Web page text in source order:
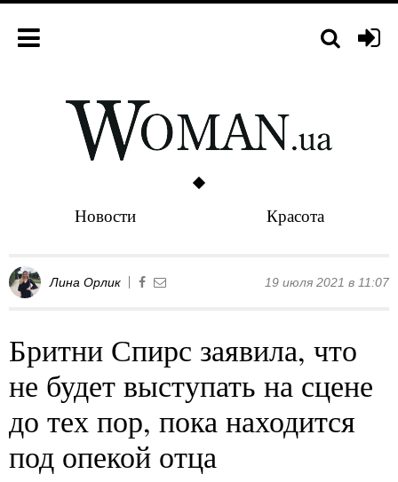
Новости Красота
Лина Орлик 19 июля 2021 в 11:07
Бритни Спирс заявила, что
не будет выступать на сцене
до тех пор, пока находится
под опекой отца